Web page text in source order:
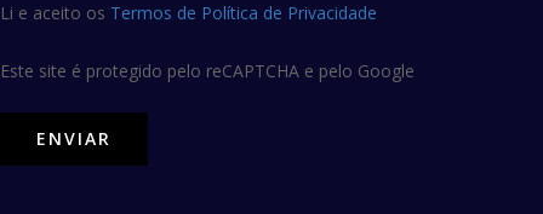
Li e aceito os Termos de Política de Privacidade
Este site é protegido pelo reCAPTCHA e pelo Google